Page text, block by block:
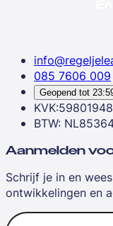
085 7606 009
Geopend tot
KVK:59801948
BTW:
Aanmelden
Schrijf je in en
ontwikkelingen en